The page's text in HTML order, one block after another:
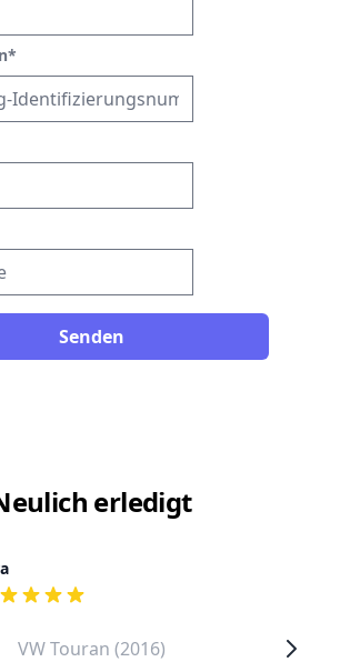
*
Senden
erledigt
of 5 stars
VW Touran (2016)